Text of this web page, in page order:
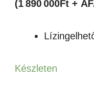
(1 890 000Ft +
Készleten